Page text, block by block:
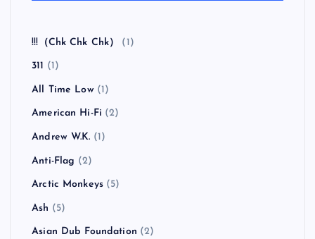
!!!（Chk Chk Chk） (1)
311 (1)
All Time Low(1)
American Hi-Fi (2)
Andrew W.K. (1)
Anti-Flag (2)
Arctic Monkeys (5)
Ash (5)
Asian Dub Foundation (2)